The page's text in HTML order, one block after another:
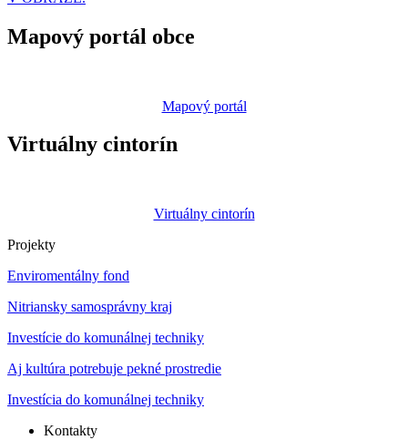
Mapový portál obce
Mapový portál
Virtuálny cintorín
Virtuálny cintorín
Projekty
Enviromentálny fond
Nitriansky samosprávny kraj
Investície do komunálnej techniky
Aj kultúra potrebuje pekné prostredie
Investícia do komunálnej techniky
Kontakty